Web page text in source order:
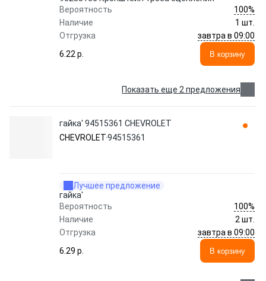
Вероятность
100%
Наличие
1 шт.
Отгрузка
завтра в 09:00
6.22 p.
В корзину
Показать еще 2 предложения
гайка' 94515361 CHEVROLET
CHEVROLET94515361
Лучшее предложение
гайка'
Вероятность
100%
Наличие
2 шт.
Отгрузка
завтра в 09:00
6.29 p.
В корзину